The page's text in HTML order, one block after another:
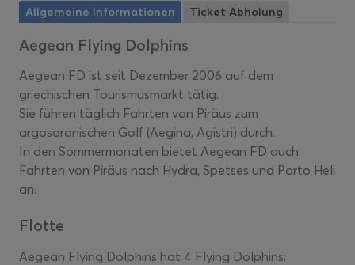
Allgemeine Informationen Ticket Abholung
Aegean Flying Dolphins
Aegean FD ist seit Dezember 2006 auf dem
griechischen Tourismusmarkt tätig.
Sie führen täglich Fahrten von Piräus zum
argosaronischen Golf (Aegina, Agistri) durch.
In den Sommermonaten bietet Aegean FD auch
Fahrten von Piräus nach Hydra, Spetses und Porto Heli
an.
Flotte
Aegean Flying Dolphins hat 4 Flying Dolphins: